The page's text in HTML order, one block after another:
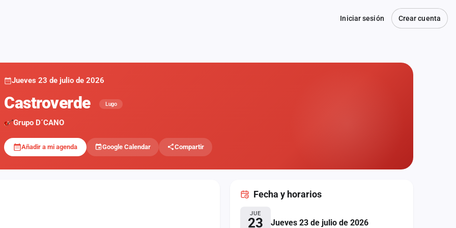
Iniciar sesión Crear cuenta
Jueves 23 de julio de 2026
Castroverde Lugo
Grupo D´CANO
Añadir a mi agenda Google Calendar Compartir
Fecha y horarios
JUE
23 Jueves 23 de julio de 2026